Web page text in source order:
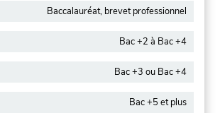
Baccalauréat, brevet professionnel
Bac +2 à Bac +4
Bac +3 ou Bac +4
Bac +5 et plus